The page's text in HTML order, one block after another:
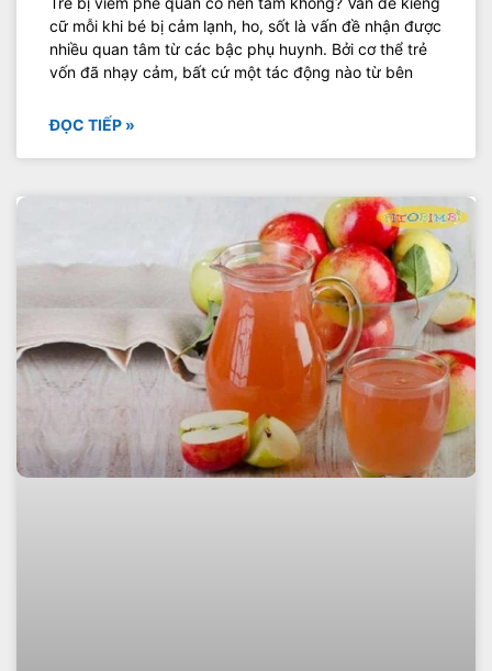
cữ mỗi khi bé bị cảm lạnh, ho, sốt là vấn đề nhận được
nhiều quan tâm từ các bậc phụ huynh. Bởi cơ thể trẻ
vốn đã nhạy cảm, bất cứ một tác động nào từ bên
ĐỌC TIẾP »